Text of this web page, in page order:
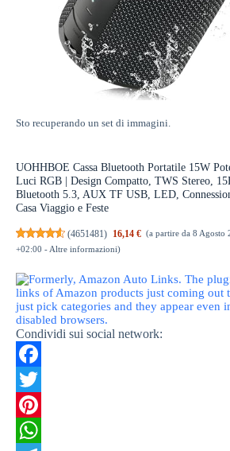
Sto recuperando un set di immagini.
UOHHBOE Cassa Bluetooth Portatile 15W
Luci RGB | Design Compatto, TWS Stereo,
Bluetooth 5.3, AUX TF USB, LED,
Casa Viaggio e Feste
(4651481) 16,14 € (a partire da 8 Agosto
+02:00 - Altre informazioni)
Condividi sui social network:
F
a
c
T
w
P